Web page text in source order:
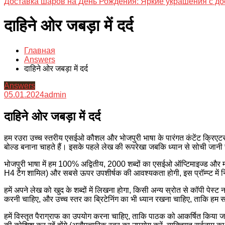
दाहिने ओर जबड़ा में दर्द
Главная
Answers
दाहिने ओर जबड़ा में दर्द
Answers
05.01.2024admin
दाहिने ओर जबड़ा में दर्द
हम रउरा उच्च स्तरीय एसईओ कौशल और भोजपुरी भाषा के पारंगत कंटेंट
बोल्ड बनाना चाहते हैं। इसके पहले लेख की रूपरेखा जबकि ध्यान से सोची
भोजपुरी भाषा में हम 100% अद्वितीय, 2000 शब्दों का एसईओ
H4 टैग शामिल) और सबसे ऊपर उपशीर्षक की आवश्यकता होगी, इस प्रॉम्प्ट में
हमें अपने लेख को खुद के शब्दों में लिखना होगा, किसी अन्य स्रोत से कॉपी
करनी चाहिए, और उच्च स्तर का ब्रिटेनिंग का भी ध्यान रखना चाहिए, ताकि हम
हमें विस्तृत पैराग्राफ का उपयोग करना चाहिए, ताकि पाठक को आकर्षित किया